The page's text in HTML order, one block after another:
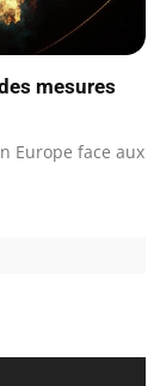
mesures
Europe face aux